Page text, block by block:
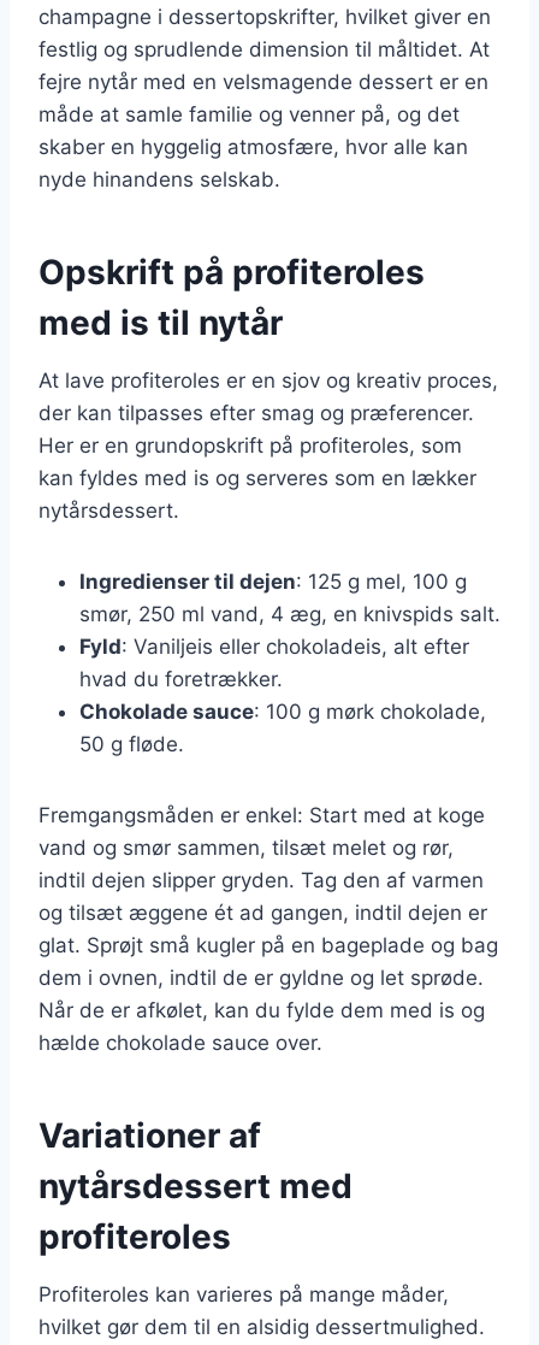
champagne i dessertopskrifter, hvilket giver en
festlig og sprudlende dimension til måltidet. At
fejre nytår med en velsmagende dessert er en
måde at samle familie og venner på, og det
skaber en hyggelig atmosfære, hvor alle kan
nyde hinandens selskab.
Opskrift på profiteroles
med is til nytår
At lave profiteroles er en sjov og kreativ proces,
der kan tilpasses efter smag og præferencer.
Her er en grundopskrift på profiteroles, som
kan fyldes med is og serveres som en lækker
nytårsdessert.
Ingredienser til dejen: 125 g mel, 100 g
smør, 250 ml vand, 4 æg, en knivspids salt.
Fyld: Vaniljeis eller chokoladeis, alt efter
hvad du foretrækker.
Chokolade sauce: 100 g mørk chokolade,
50 g fløde.
Fremgangsmåden er enkel: Start med at koge
vand og smør sammen, tilsæt melet og rør,
indtil dejen slipper gryden. Tag den af varmen
og tilsæt æggene ét ad gangen, indtil dejen er
glat. Sprøjt små kugler på en bageplade og bag
dem i ovnen, indtil de er gyldne og let sprøde.
Når de er afkølet, kan du fylde dem med is og
hælde chokolade sauce over.
Variationer af
nytårsdessert med
profiteroles
Profiteroles kan varieres på mange måder,
hvilket gør dem til en alsidig dessertmulighed.